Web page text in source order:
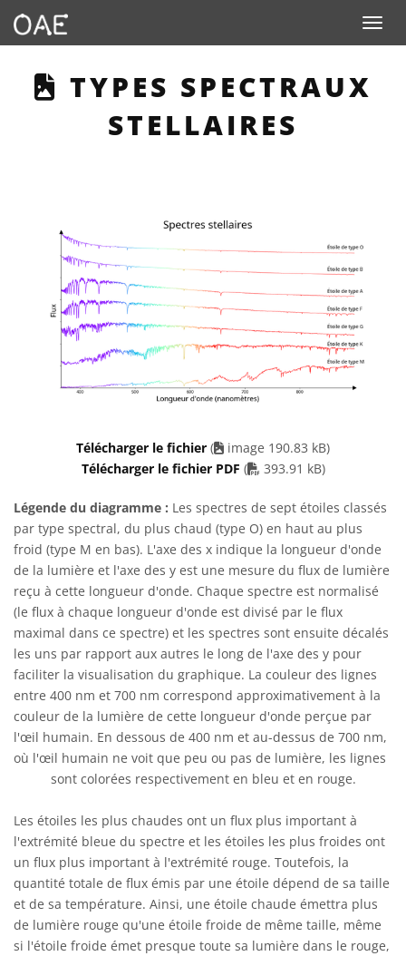
Toggle
THIS PAGE
TYPES SPECTRAUX
STELLAIRES
Télécharger le fichier (
image 190.83 kB)
Télécharger le fichier PDF ( PDF file
393.91 kB)
Légende du diagramme : Les spectres de sept étoiles classés
par type spectral, du plus chaud (type O) en haut au plus
froid (type M en bas). L'axe des x indique la longueur d'onde
de la lumière et l'axe des y est une mesure du flux de lumière
reçu à cette longueur d'onde. Chaque spectre est normalisé
(le flux à chaque longueur d'onde est divisé par le flux
maximal dans ce spectre) et les spectres sont ensuite décalés
les uns par rapport aux autres le long de l'axe des y pour
faciliter la visualisation du graphique. La couleur des lignes
entre 400 nm et 700 nm correspond approximativement à la
couleur de la lumière de cette longueur d'onde perçue par
l'œil humain. En dessous de 400 nm et au-dessus de 700 nm,
où l'œil humain ne voit que peu ou pas de lumière, les lignes
sont colorées respectivement en bleu et en rouge.
Les étoiles les plus chaudes ont un flux plus important à
l'extrémité bleue du spectre et les étoiles les plus froides ont
un flux plus important à l'extrémité rouge. Toutefois, la
quantité totale de flux émis par une étoile dépend de sa taille
et de sa température. Ainsi, une étoile chaude émettra plus
de lumière rouge qu'une étoile froide de même taille, même
si l'étoile froide émet presque toute sa lumière dans le rouge,